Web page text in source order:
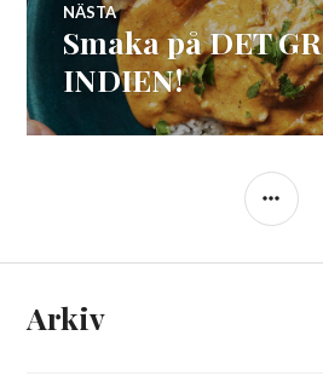
NÄSTA
Nästa
inlägg:
Smaka på DET
INDIEN!
Arkiv